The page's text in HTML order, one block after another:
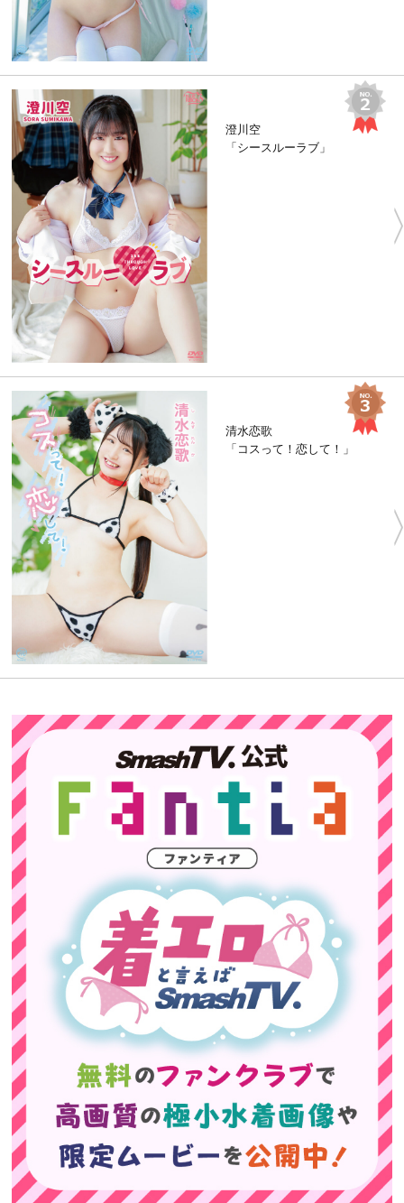
澄川空
「シースルーラブ」
清水恋歌
「コスって！恋して！」